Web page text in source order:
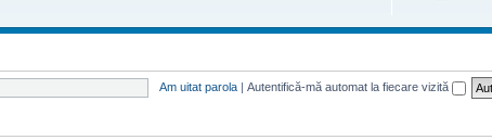
Am uitat parola | Autentifică-mă automat la fiecare vizită